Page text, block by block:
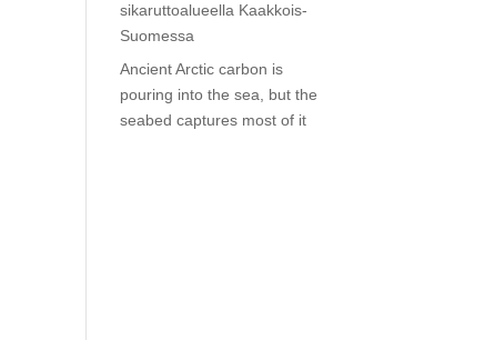
sikaruttoalueella Kaakkois-
Suomessa
Ancient Arctic carbon is
pouring into the sea, but the
seabed captures most of it